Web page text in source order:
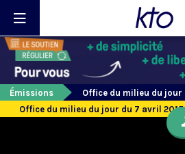
Émissions
Office du milieu du jour
Office du milieu du jour du 7 avril 2015